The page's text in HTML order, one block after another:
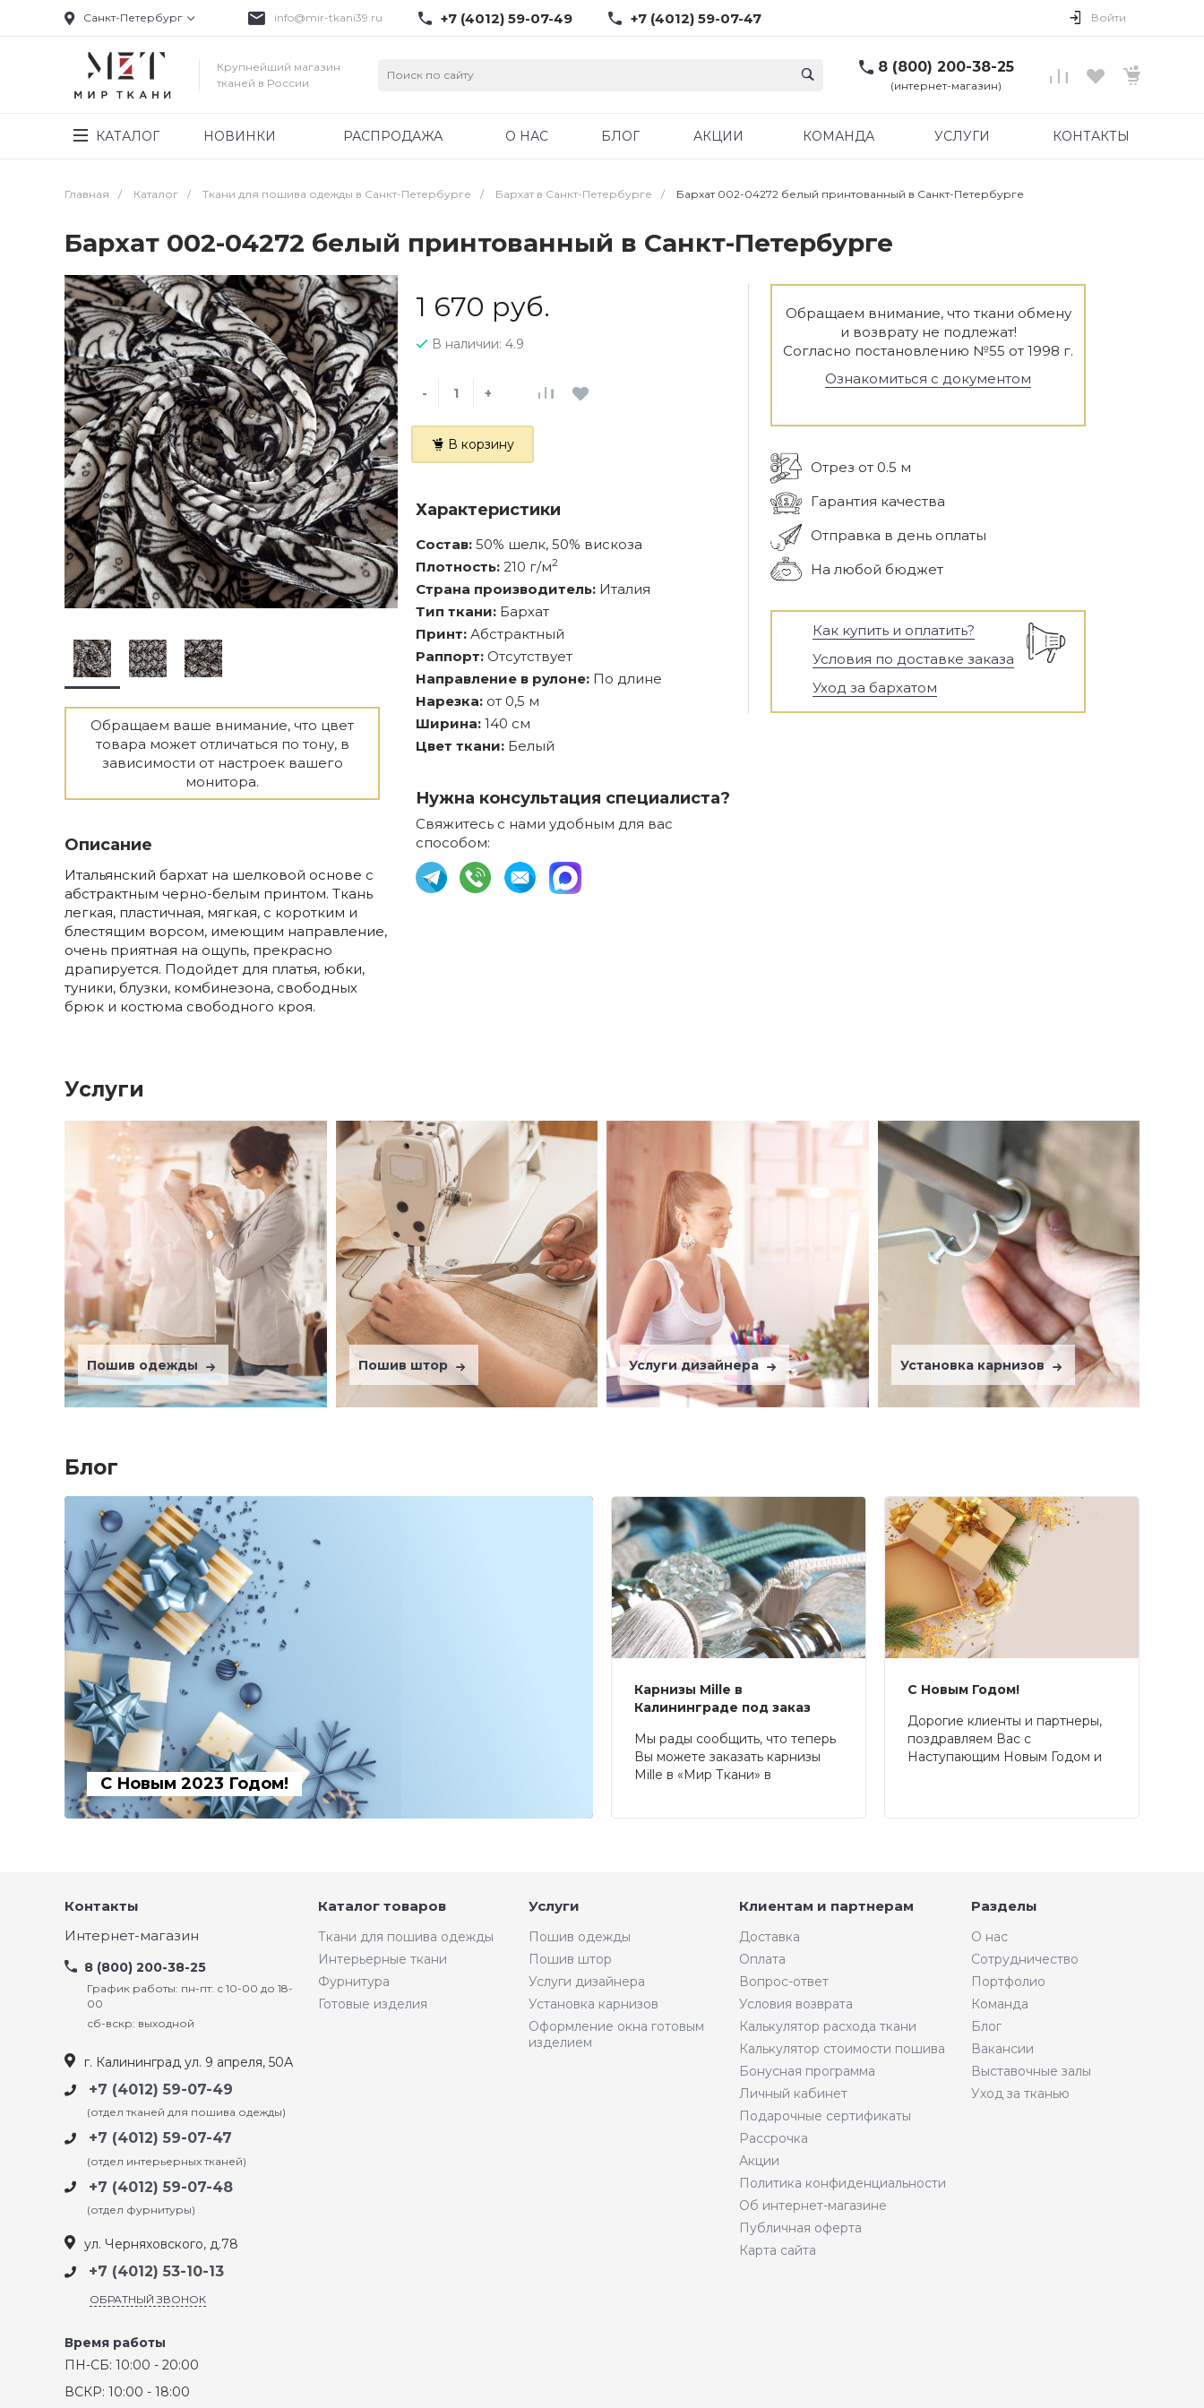
Санкт-Петербург info@mir-tkani39.ru +7 (4012) 59-07-49 +7 (4012) 59-07-47 Войти
Крупнейший магазин
тканей в России
8 (800) 200-38-25
(интернет-магазин)
КАТАЛОГ НОВИНКИ РАСПРОДАЖА О НАС БЛОГ АКЦИИ КОМАНДА УСЛУГИ КОНТАКТЫ
Главная / Каталог / Ткани для пошива одежды в Санкт-Петербурге / Бархат в Санкт-Петербурге / Бархат 002-04272 белый принтованный в Санкт-Петербурге
Бархат 002-04272 белый принтованный в Санкт-Петербурге
Обращаем ваше внимание, что цвет
товара может отличаться по тону, в
зависимости от настроек вашего
монитора.
Описание
Итальянский бархат на шелковой основе с
абстрактным черно-белым принтом. Ткань
легкая, пластичная, мягкая, с коротким и
блестящим ворсом, имеющим направление,
очень приятная на ощупь, прекрасно
драпируется. Подойдет для платья, юбки,
туники, блузки, комбинезона, свободных
брюк и костюма свободного кроя.
1 670 руб.
В наличии: 4.9
- +
В корзину
Характеристики
Состав: 50% шелк, 50% вискоза
Плотность: 210 г/м2
Страна производитель: Италия
Тип ткани: Бархат
Принт: Абстрактный
Раппорт: Отсутствует
Направление в рулоне: По длине
Нарезка: от 0,5 м
Ширина: 140 см
Цвет ткани: Белый
Нужна консультация специалиста?
Свяжитесь с нами удобным для вас
способом:
Обращаем внимание, что ткани обмену
и возврату не подлежат!
Согласно постановлению №55 от 1998 г.
Ознакомиться с документом
Отрез от 0.5 м
Гарантия качества
Отправка в день оплаты
На любой бюджет
Как купить и оплатить?
Условия по доставке заказа
Уход за бархатом
Услуги
Пошив одежды Пошив штор Услуги дизайнера Установка карнизов
Блог
С Новым 2023 Годом!
Карнизы Mille в
Калининграде под заказ
Мы рады сообщить, что теперь
Вы можете заказать карнизы
Mille в «Мир Ткани» в
С Новым Годом!
Дорогие клиенты и партнеры,
поздравляем Вас с
Наступающим Новым Годом и
Контакты
Интернет-магазин
8 (800) 200-38-25
График работы: пн-пт: с 10-00 до 18-
00
сб-вскр: выходной
г. Калининград ул. 9 апреля, 50А
+7 (4012) 59-07-49
(отдел тканей для пошива одежды)
+7 (4012) 59-07-47
(отдел интерьерных тканей)
+7 (4012) 59-07-48
(отдел фурнитуры)
ул. Черняховского, д.78
+7 (4012) 53-10-13
ОБРАТНЫЙ ЗВОНОК
Время работы
ПН-СБ: 10:00 - 20:00
ВСКР: 10:00 - 18:00
Каталог товаров
Ткани для пошива одежды
Интерьерные ткани
Фурнитура
Готовые изделия
Услуги
Пошив одежды
Пошив штор
Услуги дизайнера
Установка карнизов
Оформление окна готовым
изделием
Клиентам и партнерам
Доставка
Оплата
Вопрос-ответ
Условия возврата
Калькулятор расхода ткани
Калькулятор стоимости пошива
Бонусная программа
Личный кабинет
Подарочные сертификаты
Рассрочка
Акции
Политика конфиденциальности
Об интернет-магазине
Публичная оферта
Карта сайта
Разделы
О нас
Сотрудничество
Портфолио
Команда
Блог
Вакансии
Выставочные залы
Уход за тканью